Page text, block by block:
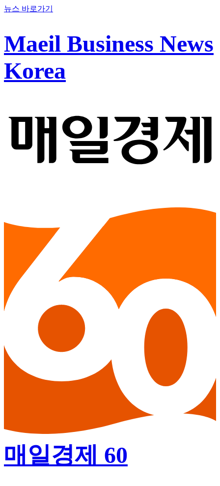
뉴스 바로가기
Maeil Business News
Korea
매일경제 60